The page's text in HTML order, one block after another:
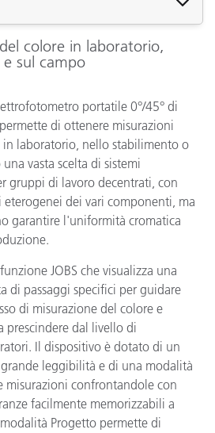
colore in laboratorio,
sul campo
portatile 0°/45° di
di ottenere misurazioni
in laboratorio, nello stabilimento o
vasta scelta di sistemi
gruppi di lavoro decentrati, con
dei vari componenti, ma
garantire l'uniformità cromatica
JOBS che visualizza una
di passaggi specifici per guidare
di misurazione del colore e
dal livello di
Il dispositivo è dotato di un
leggibilità e di una modalità
misurazioni confrontandole con
facilmente memorizzabili a
Progetto permette di